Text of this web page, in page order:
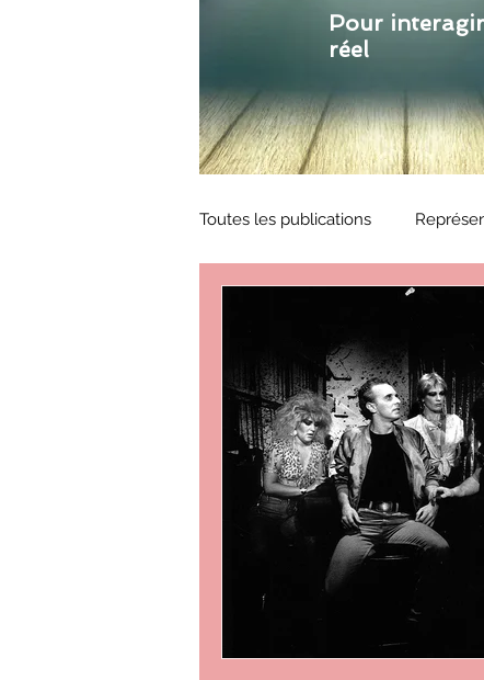
Pour
réel
Toutes les publications
ZoneCulture 2018-2019
ZoneCulture 2022-2023
critique théâtre Rhinocéros